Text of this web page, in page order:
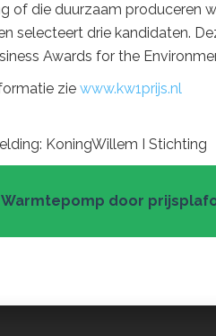
of die duurzaam produceren
selecteert drie kandidaten.
Awards for the
zie www.kw1prijs.nl
KoningWillem I Stichting
Warmtepomp door